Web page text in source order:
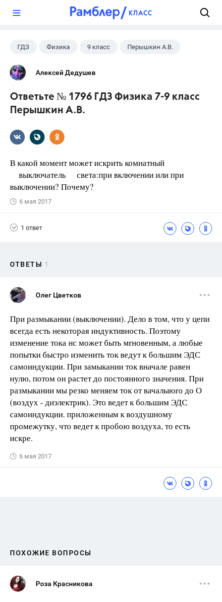
ГДЗ Физика 9 класс Перышкин А.В.
Алексей Дедушев
Ответьте № 1796 ГДЗ Физика 7-9 класс
Перышкин А.В.
В какой момент может искрить комнатный
выключатель света:при включении или при
выключении? Почему?
6 мая 2017
1 ответ
ОТВЕТЫ 1
Олег Цветков
При размыкании (выключении). Дело в том, что у цепи
всегда есть некоторая индуктивность. Поэтому
изменение тока нс может быть мrновенным, а любые
попытки быстро изменить ток ведут к большим ЭДС
самоиндукции. При замыкании ток вначале равен
нулю, потом он растет до постоянного значения. При
размыкании мы резко меняем ток от вачалыюrо до О
(воздух - диэлектрик). Это ведет к большим ЭДС
самоиндукции. приложенным к воздушному
промежутку, что ведет к пробою воздуха, то есть
искре.
6 мая 2017
ПОХОЖИЕ ВОПРОСЫ
Роза Красникова